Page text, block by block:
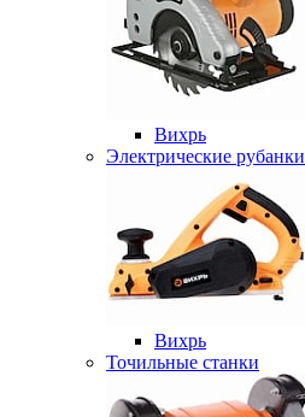
Вихрь
Электрические рубанки
Вихрь
Точильные станки